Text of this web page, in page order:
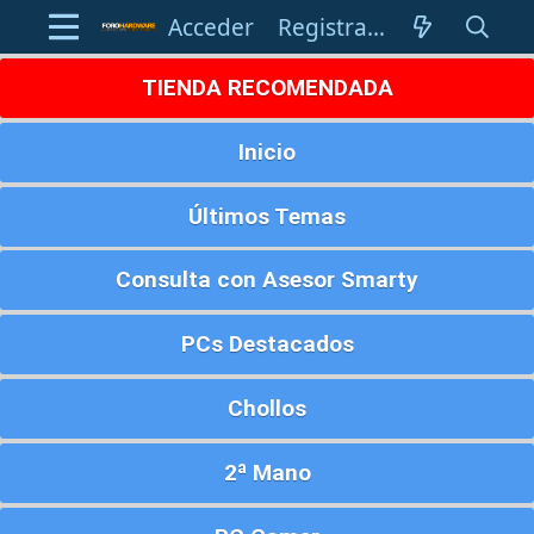
Acceder Registrarse
TIENDA RECOMENDADA
Inicio
Últimos Temas
Consulta con Asesor Smarty
PCs Destacados
Chollos
2ª Mano